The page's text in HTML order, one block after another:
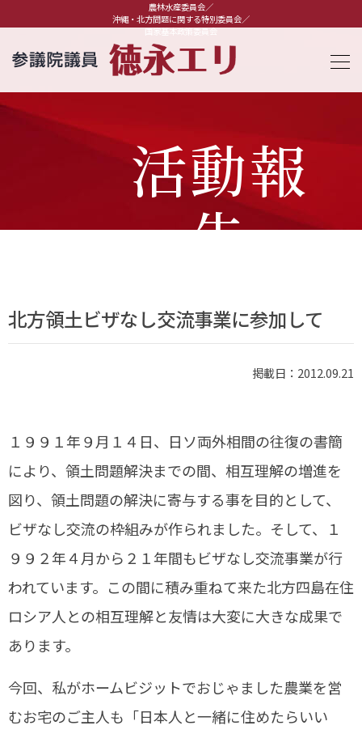
農林水産委員会／
沖縄・北方問題に関する特別委員会／
国家基本政策委員会
活動報
告
北方領土ビザなし交流事業に参加して
掲載日：2012.09.21
１９９１年９月１４日、日ソ両外相間の往復の書簡
により、領土問題解決までの間、相互理解の増進を
図り、領土問題の解決に寄与する事を目的として、
ビザなし交流の枠組みが作られました。そして、１
９９２年４月から２１年間もビザなし交流事業が行
われています。この間に積み重ねて来た北方四島在住
ロシア人との相互理解と友情は大変に大きな成果で
あります。
今回、私がホームビジットでおじゃました農業を営
むお宅のご主人も「日本人と一緒に住めたらいい